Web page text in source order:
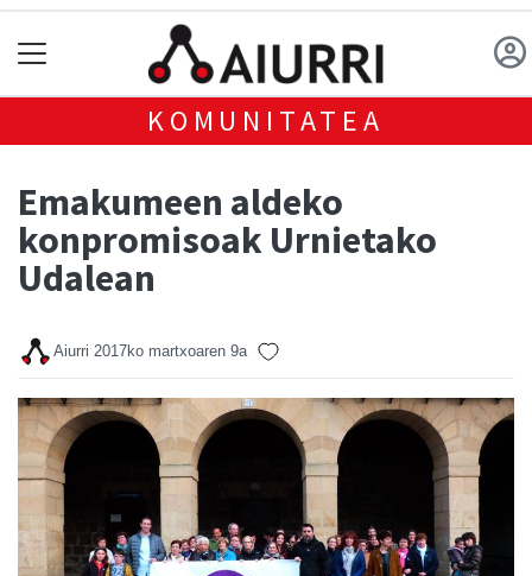
KOMUNITATEA
Emakumeen aldeko
konpromisoak Urnietako
Udalean
Aiurri 2017ko martxoaren 9a